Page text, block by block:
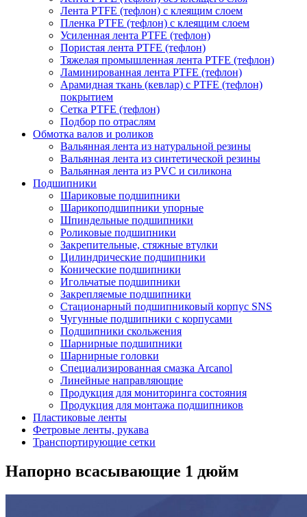
Лента PTFE (тефлон) с клеящим слоем
Пленка PTFE (тефлон) с клеящим слоем
Усиленная лента PTFE (тефлон)
Пористая лента PTFE (тефлон)
Тяжелая промышленная лента PTFE (тефлон)
Ламинированная лента PTFE (тефлон)
Арамидная ткань (кевлар) с PTFE (тефлон)
покрытием
Сетка PTFE (тефлон)
Подбор по отраслям
Обмотка валов и роликов
Вальянная лента из натуральной резины
Вальянная лента из синтетической резины
Вальянная лента из PVC и силикона
Подшипники
Шариковые подшипники
Шарикоподшипники упорные
Шпиндельные подшипники
Роликовые подшипники
Закрепительные, стяжные втулки
Цилиндрические подшипники
Конические подшипники
Игольчатые подшипники
Закрепляемые подшипники
Стационарный подшипниковый корпус SNS
Чугунные подшипники с корпусами
Подшипники скольжения
Шарнирные подшипники
Шарнирные головки
Специализированная смазка Arcanol
Линейные направляющие
Продукция для мониторинга состояния
Продукция для монтажа подшипников
Пластиковые ленты
Фетровые ленты, рукава
Транспортирующие сетки
Напорно всасывающие 1 дюйм